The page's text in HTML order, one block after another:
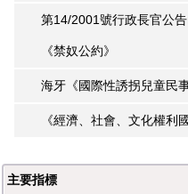
第14/2001號行政長官公
《禁奴公約》
海牙《國際性誘拐兒童民
《經濟、社會、文化權利
主要指標